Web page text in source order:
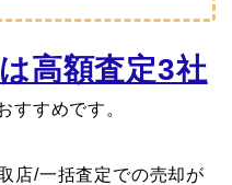
高額査定3社
すすめです。
店/一括査定での売却が